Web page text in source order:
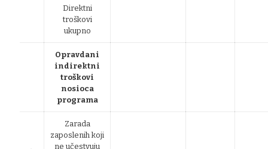
Direktni
troškovi
ukupno
Opravdani
indirektni
troškovi
nosioca
programa
Zarada
zaposlenih koji
ne učestvuju